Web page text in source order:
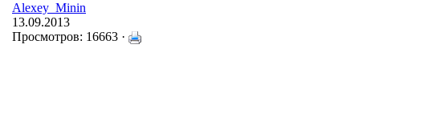
Alexey_Minin
13.09.2013
Просмотров: 16663 ·